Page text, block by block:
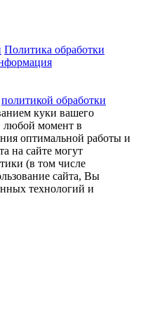
Политика обработки
политикой обработки
куки вашего
любой момент в
оптимальной работы и
на сайте могут
(в том числе
сайта, Вы
технологий и